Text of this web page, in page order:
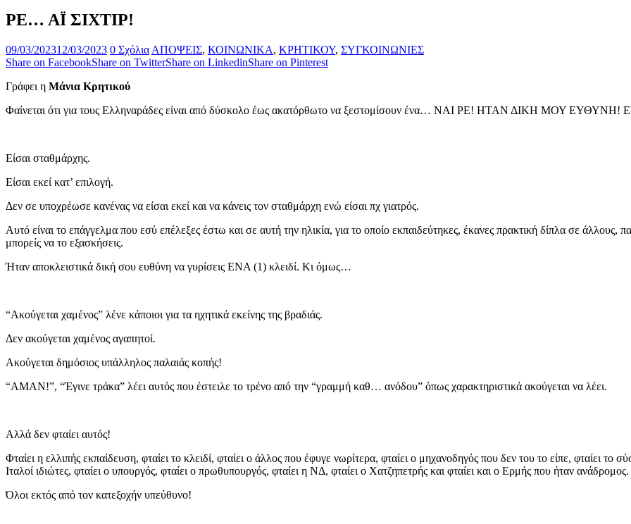
ΡΕ… ΑΪ ΣΙΧΤΙΡ!
09/03/202312/03/2023 0 Σχόλια ΑΠΟΨΕΙΣ, ΚΟΙΝΩΝΙΚΑ, ΚΡΗΤΙΚΟΥ, ΣΥΓΚΟΙΝΩΝΙΕΣ
Share on FacebookShare on TwitterShare on LinkedinShare on Pinterest
Γράφει η Μάνια Κρητικού
Φαίνεται ότι για τους Ελληναράδες είναι από δύσκολο έως ακατόρθωτο να ξεστομίσουν ένα… ΝΑΙ ΡΕ! ΗΤΑΝ ΔΙΚΗ ΜΟΥ
Είσαι σταθμάρχης.
Είσαι εκεί κατ’ επιλογή.
Δεν σε υποχρέωσε κανένας να είσαι εκεί και να κάνεις τον σταθμάρχη ενώ είσαι πχ γιατρός.
Αυτό είναι το επάγγελμα που εσύ επέλεξες έστω και σε αυτή την ηλικία, για το οποίο εκπαιδεύτηκες, έκανες πρακτική δίπλα σε
μπορείς να το εξασκήσεις.
Ήταν αποκλειστικά δική σου ευθύνη να γυρίσεις ΕΝΑ (1) κλειδί. Κι όμως…
“Ακούγεται χαμένος” λένε κάποιοι για τα ηχητικά εκείνης της βραδιάς.
Δεν ακούγεται χαμένος αγαπητοί.
Ακούγεται δημόσιος υπάλληλος παλαιάς κοπής!
“ΑΜΑΝ!”, “Έγινε τράκα” λέει αυτός που έστειλε το τρένο από την “γραμμή καθ… ανόδου” όπως χαρακτηριστικά ακούγεται να λέει.
Αλλά δεν φταίει αυτός!
Φταίει η ελλιπής εκπαίδευση, φταίει το κλειδί, φταίει ο άλλος που έφυγε νωρίτερα, φταίει ο μηχανοδηγός που δεν του το είπε, φταίει
Ιταλοί ιδιώτες, φταίει ο υπουργός, φταίει ο πρωθυπουργός, φταίει η ΝΔ, φταίει ο Χατζηπετρής και φταίει και ο Ερμής που ήταν ανάδρομος.
Όλοι εκτός από τον κατεξοχήν υπεύθυνο!